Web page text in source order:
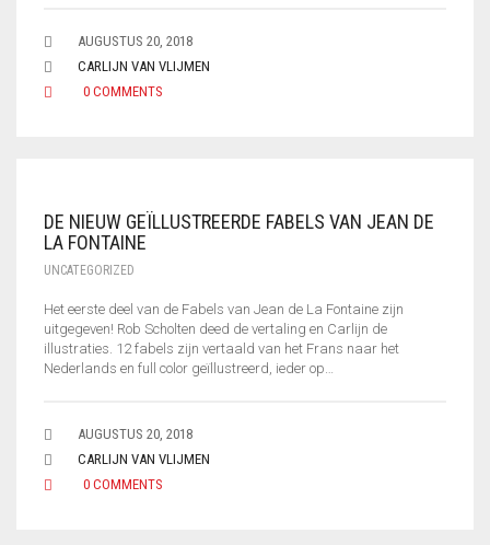
AUGUSTUS 20, 2018
CARLIJN VAN VLIJMEN
0 COMMENTS
DE NIEUW GEÏLLUSTREERDE FABELS VAN JEAN DE
LA FONTAINE
UNCATEGORIZED
Het eerste deel van de Fabels van Jean de La Fontaine zijn
uitgegeven! Rob Scholten deed de vertaling en Carlijn de
illustraties. 12 fabels zijn vertaald van het Frans naar het
Nederlands en full color geïllustreerd, ieder op…
AUGUSTUS 20, 2018
CARLIJN VAN VLIJMEN
0 COMMENTS